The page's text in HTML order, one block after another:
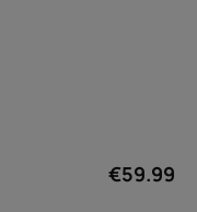
€59.99